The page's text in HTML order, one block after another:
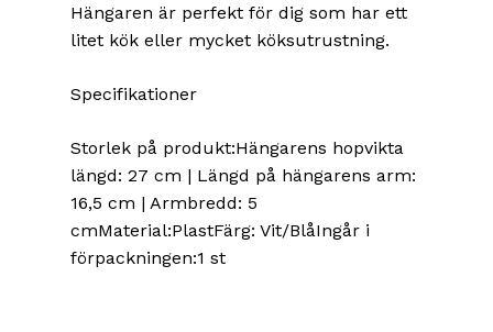
Hängaren är perfekt för dig som har ett
litet kök eller mycket köksutrustning.
Specifikationer
Storlek på produkt:Hängarens hopvikta
längd: 27 cm | Längd på hängarens arm:
16,5 cm | Armbredd: 5
cmMaterial:PlastFärg: Vit/BlåIngår i
förpackningen:1 st